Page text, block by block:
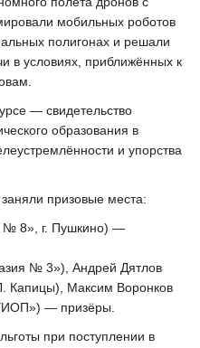
мобильных роботов
полигонах и решали
в условиях, приближённых к
— свидетельство
образования в
и упорства
призовые места:
8», г. Пушкино) —
№ 3»), Андрей Дятлов
Максим Воронков
— призёры.
при поступлении в